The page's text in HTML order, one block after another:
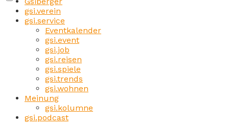
gsi.verein
gsi.service
Eventkalender
gsi.event
gsi.job
gsi.reisen
gsi.spiele
gsi.trends
gsi.wohnen
Meinung
gsi.kolumne
gsi.podcast